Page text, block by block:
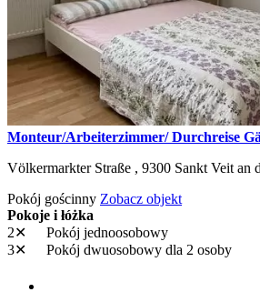
Monteur/Arbeiterzimmer/ Durchreise
Völkermarkter Straße , 9300 Sankt Veit an
Pokój gościnny Zobacz objekt
Pokoje i łóżka
2✕
Pokój jednoosobowy
3✕
Pokój dwuosobowy dla 2 osoby